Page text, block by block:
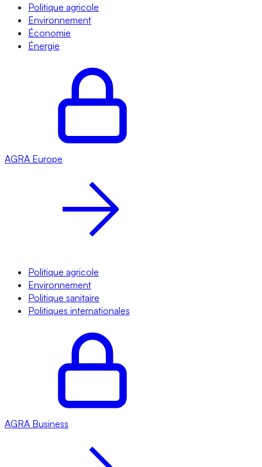
Politique agricole
Environnement
Économie
Énergie
AGRA Europe
Politique agricole
Environnement
Politique sanitaire
Politiques internationales
AGRA Business